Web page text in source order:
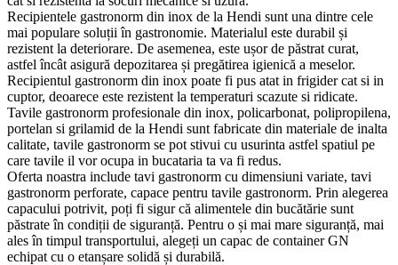
Recipientele gastronorm din inox de la Hendi sunt una dintre cele
mai populare soluții în gastronomie. Materialul este durabil și
rezistent la deteriorare. De asemenea, este ușor de păstrat curat,
astfel încât asigură depozitarea și pregătirea igienică a meselor.
Recipientul gastronorm din inox poate fi pus atat in frigider cat si in
cuptor, deoarece este rezistent la temperaturi scazute si ridicate.
Tavile gastronorm profesionale din inox, policarbonat, polipropilena,
portelan si grilamid de la Hendi sunt fabricate din materiale de inalta
calitate, tavile gastronorm se pot stivui cu usurinta astfel spatiul pe
care tavile il vor ocupa in bucataria ta va fi redus.
Oferta noastra include tavi gastronorm cu dimensiuni variate, tavi
gastronorm perforate, capace pentru tavile gastronorm. Prin alegerea
capacului potrivit, poți fi sigur că alimentele din bucătărie sunt
păstrate în condiții de siguranță. Pentru o și mai mare siguranță, mai
ales în timpul transportului, alegeți un capac de container GN
echipat cu o etanșare solidă și durabilă.